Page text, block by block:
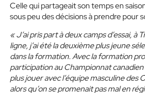
Celle qui partageait son temps en
sous peu des décisions à prendre pour
« J’ai pris part à deux camps d’essai,
ligne, j’ai été la deuxième plus jeune
dans la formation. Avec la formation
participation au Championnat
plus jouer avec l’équipe masculine des
alors qu’on se promenait pas mal en